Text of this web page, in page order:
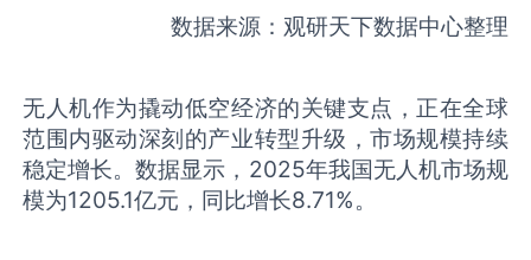
数据来源：观研天下数据中心整理
无人机作为撬动低空经济的关键支点，正在全球
范围内驱动深刻的产业转型升级，市场规模持续
稳定增长。数据显示，2025年我国无人机市场规
模为1205.1亿元，同比增长8.71%。